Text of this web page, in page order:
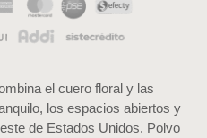
el cuero floral y las
los espacios abiertos y
de Estados Unidos. Polvo